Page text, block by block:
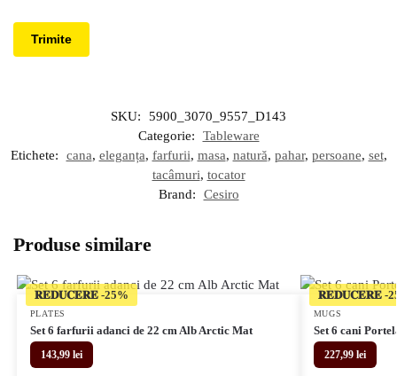
SKU:
5900_3070_9557_D143
Categorie:
Tableware
Etichete:
cana, eleganța, farfurii, masa, natură, pahar, persoane, set,
tacâmuri, tocator
Brand:
Cesiro
Produse similare
𝐑𝐄𝐃𝐔𝐂𝐄𝐑𝐄
PLATES
Set 6 farfurii adanci de 22 cm Alb Arctic Mat
143,99 lei
𝐑𝐄𝐃𝐔𝐂𝐄𝐑𝐄
MUGS
Set 6 cani
227,99 lei